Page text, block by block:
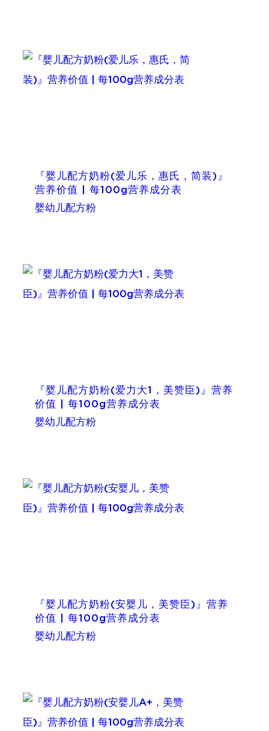
『婴儿配方奶粉(爱儿乐，惠氏，简装)』
营养价值 | 每100g营养成分表
婴幼儿配方粉
『婴儿配方奶粉(爱力大1，美赞臣)』营养
价值 | 每100g营养成分表
婴幼儿配方粉
『婴儿配方奶粉(安婴儿，美赞臣)』营养
价值 | 每100g营养成分表
婴幼儿配方粉